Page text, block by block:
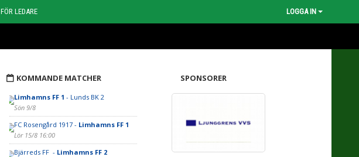
FÖR LEDARE LOGGA IN
KOMMANDE MATCHER
Limhamns FF 1 - Lunds BK 2
Sön 9/8
FC Rosengård 1917 - Limhamns FF 1
Lör 15/8 16:00
Bjärreds FF - Limhamns FF 2
SPONSORER